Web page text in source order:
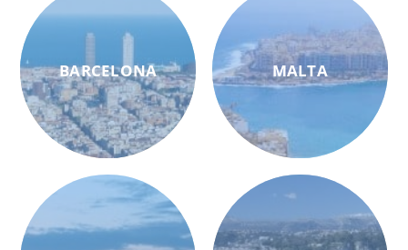
BARCELONA MALTA